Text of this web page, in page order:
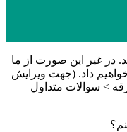
در غیر این صورت از ما
داد. (جهت ویرایش
> سوالات متداول